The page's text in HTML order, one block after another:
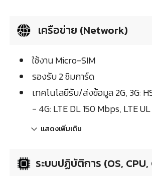
เครือข่าย (Network)
ใช้งาน Micro-SIM
รองรับ 2 ซิมการ์ด
เทคโนโลยีรับ/ส่งข้อมูล 2G, 3G:
- 4G: LTE DL 150 Mbps, LTE
แสดงเพิ่มเติม
ระบบปฏิบัติการ (OS, CPU,